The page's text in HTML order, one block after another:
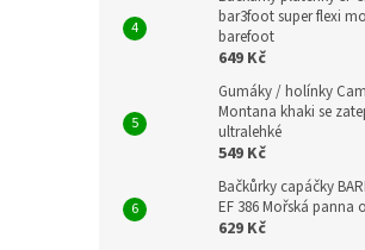
bar3foot super flexi
barefoot
649 Kč
Gumáky / holínky
Montana khaki se
ultralehké
549 Kč
Bačkůrky capáčky
EF 386 Mořská panna
629 Kč